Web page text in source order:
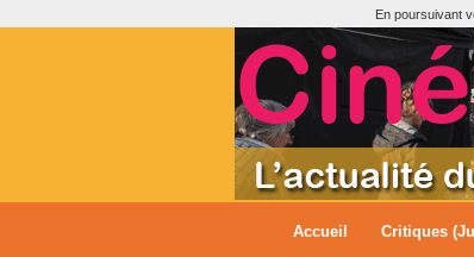
En poursuivant
Accueil Critiques